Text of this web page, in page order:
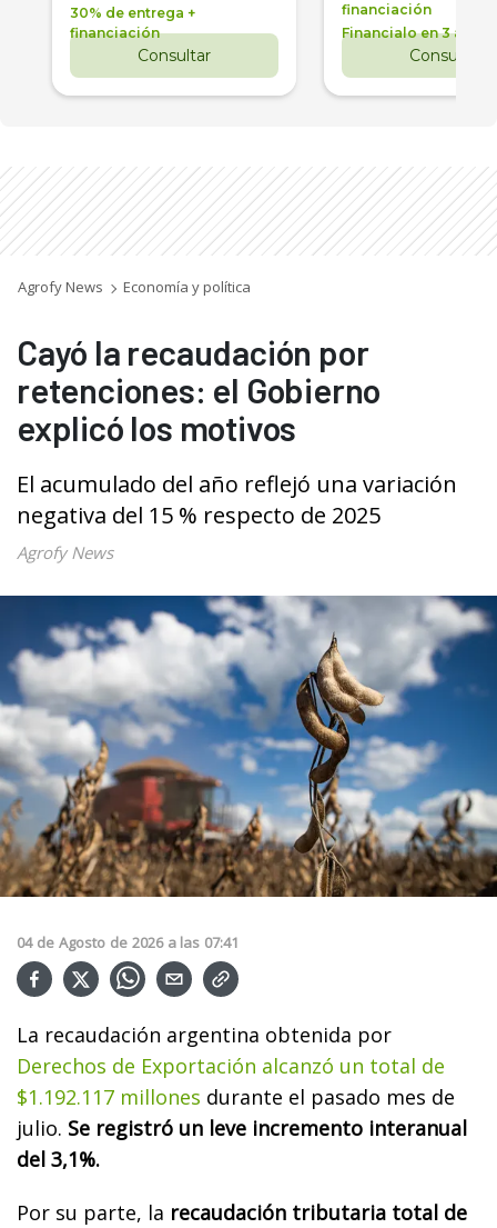
30% de entrega +
financiación
Consultar
financiación
Financialo en 3 años
Consultar
Agrofy News Economía y política
Cayó la recaudación por
retenciones: el Gobierno
explicó los motivos
El acumulado del año reflejó una variación
negativa del 15 % respecto de 2025
Agrofy News
04 de Agosto de 2026 a las 07:41
La recaudación argentina obtenida por
Derechos de Exportación alcanzó un total de
$1.192.117 millones durante el pasado mes de
julio. Se registró un leve incremento interanual
del 3,1%.
Por su parte, la recaudación tributaria total de